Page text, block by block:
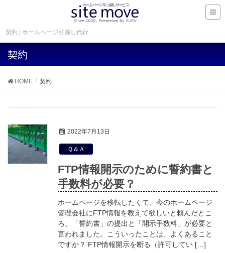
契約 | ホームページ引越し代行
契約
HOME 契約
2022年7月13日
Ｑ＆Ａ
FTP情報開示のために誓約書と
手数料が必要？
ホームページを移転したくて、今のホームページ
管理会社にFTP情報を教えて欲しいと頼んだとこ
ろ、「誓約書」の提出と「開示手数料」が必要と
言われました。こういったことは、よくあること
ですか？ FTP情報開示を断る（許可してい […]